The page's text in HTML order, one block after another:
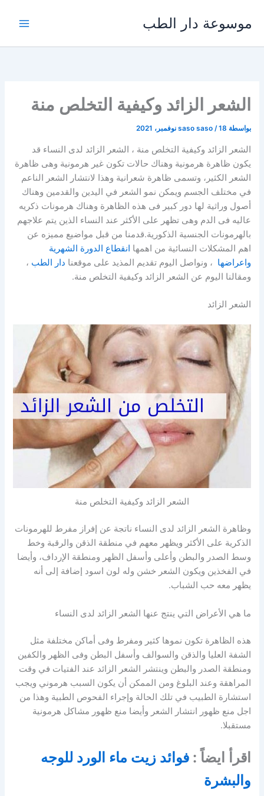
المحتوى
موسوعة دار الطب
الشعر الزائد وكيفية التخلص منة
بواسطة saso saso /18 نوفمبر، 2021
الشعر الزائد وكيفية التخلص منة ، الشعر الزائد لدى النساء قد
يكون ظاهرة هرمونية وهناك حالات تكون غير هرمونية وهى ظاهرة
الشعر الكثير، وتسمى ظاهرة شعرانية وهذا لانتشار الشعر الناعم
في مختلف الجسم ويمكن نمو الشعر في اليدين والقدمين وهناك
أصول وراثية لها دور كبير فى هذه الظاهرة وهناك هرمونات ذكريه
عاليه فى الدم وهى تظهر على الأكثر عند النساء الذين يتم علاجهم
بالهرمونات الجنسية الذكورية.قدمنا من قبل مواضيع مميزه عن
اهم المشكلات النسائية من اهمها انقطاع الدورة الشهرية
واعراضها ، ونواصل اليوم تقديم المذيد على موقعنا دار الطب ،
ومقالنا اليوم عن الشعر الزائد وكيفية التخلص منة.
الشعر الزائد
الشعر الزائد وكيفية التخلص منة
وظاهرة الشعر الزائد لدى النساء ناتجة عن إفراز مفرط للهرمونات
الذكرية على الأكثر ويظهر معهم في منطقة الذقن والرقبة وخط
وسط الصدر والبطن وأعلى وأسفل الظهر ومنطقة الإرداف، وأيضا
في الفخذين ويكون الشعر خشن وله لون اسود إضافة إلى أنه
يظهر معه حب الشباب.
ما هي الأعراض التي ينتج عنها الشعر الزائد لدى النساء
هذه الظاهرة تكون نموها كثير ومفرط وفى أماكن مختلفة مثل
الشفة العليا والذقن والسوالف وأسفل البطن وفى الظهر والكفين
ومنطقة الصدر والبطن وينتشر الشعر الزائد عند الفتيات في وقت
المراهقة وعند البلوغ ومن الممكن أن يكون السبب هرموني ويجب
استشارة الطبيب في تلك الحالة وإجراء الفحوص الطبية وهذا من
اجل منع ظهور انتشار الشعر وأيضا منع ظهور مشاكل هرمونية
مستقبلا.
اقرأ ايضاً :فوائد زيت ماء الورد للوجه
والبشرة